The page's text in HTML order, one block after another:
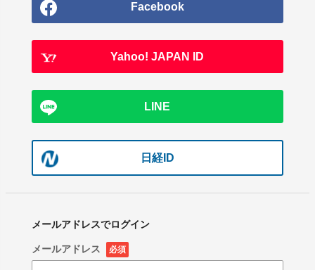
Facebook
Yahoo! JAPAN ID
LINE
日経ID
メールアドレスでログイン
メールアドレス 必須